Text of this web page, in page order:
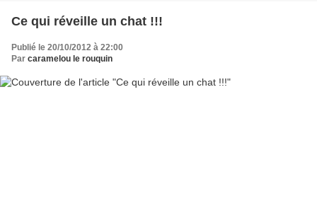
Ce qui réveille un chat !!!
Publié le 20/10/2012 à 22:00
Par caramelou le rouquin